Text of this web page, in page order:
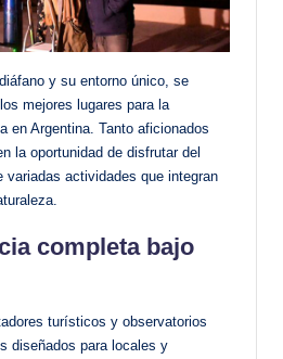
y su entorno único, se
mejores lugares para la
en Argentina. Tanto aficionados
la oportunidad de disfrutar del
variadas actividades que integran
completa bajo
turísticos y observatorios
diseñados para locales y